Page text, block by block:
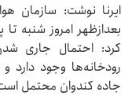
ایرنا نوشت: سازمان
بعدازظهر امروز شنبه تا
کرد: احتمال جاری
رودخانه‌ها وجود دارد
جاده کندوان محتمل